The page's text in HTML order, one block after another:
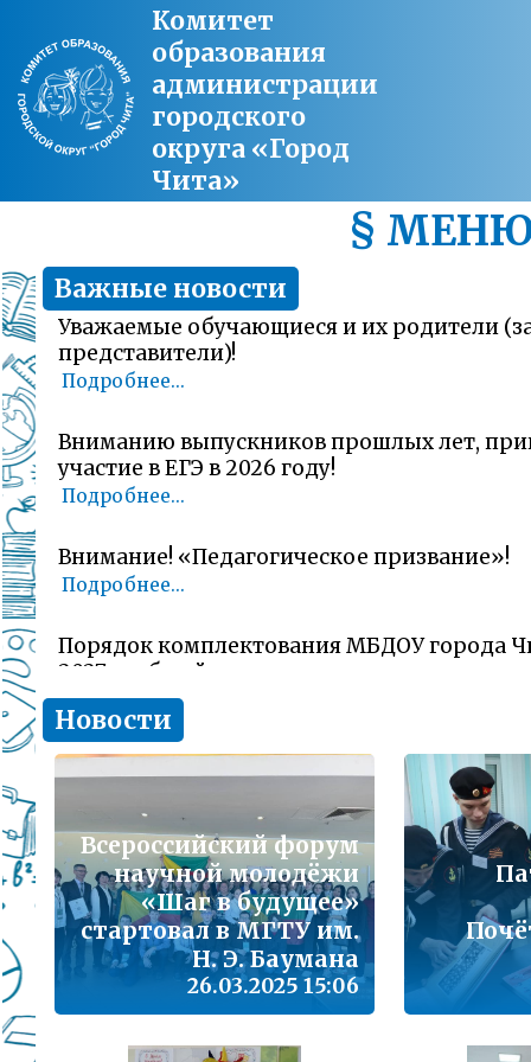
Комитет
образования
администрации
городского
округа «Город
Чита»
§
Важные новости
Уважаемые обучающиеся и их родители
представители)!
Подробнее...
Вниманию выпускников прошлых лет,
участие в ЕГЭ в 2026 году!
Подробнее...
Внимание! «Педагогическое призвание»!
Подробнее...
Порядок комплектования МБДОУ города
2027 учебный год
Подробнее...
Комитет образования Читы напоминает о
заявлений об участии в ГИА-11 (ЕГЭ)
Подробнее...
В сезон гриппа и острых респираторных
наша с Вами общая задача – не допустить
заболеваемости
Подробнее...
Лицам, желающим сдать единый
(далее ЕГЭ) в 2026 году
Новости
Всероссийский форум
научной молодёжи
«Шаг в будущее»
стартовал в МГТУ им.
Н. Э. Баумана
26.03.2025 15:06